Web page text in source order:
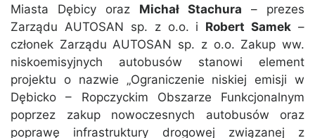
Miasta Dębicy oraz Michał Stachura – prezes
Zarządu AUTOSAN sp. z o.o. i Robert Samek –
członek Zarządu AUTOSAN sp. z o.o. Zakup ww.
niskoemisyjnych autobusów stanowi element
projektu o nazwie „Ograniczenie niskiej emisji w
Dębicko – Ropczyckim Obszarze Funkcjonalnym
poprzez zakup nowoczesnych autobusów oraz
poprawę infrastruktury drogowej związanej z